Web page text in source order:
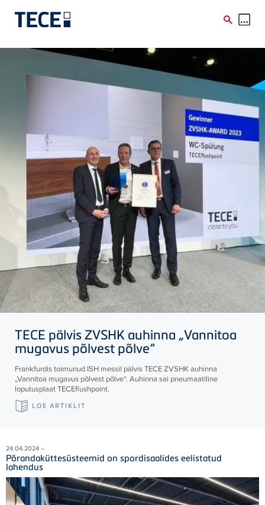
Skip to main content
TECE pälvis ZVSHK auhinna „Vannitoa
mugavus põlvest põlve“
Frankfurdis toimunud ISH messil pälvisTECEZVSHK auhinna
„Vannitoa mugavus põlvest põlve“. Auhinna sai pneumaatiline
loputusplaatTECEflushpoint.
LOE ARTIKLIT
24.04.2024 –
Põrandaküttesüsteemid on spordisaalides eelistatud
lahendus